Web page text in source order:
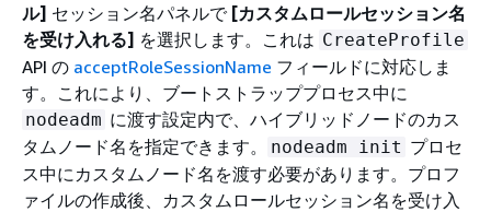
ル] セッション名パネルで [カスタムロールセッション名
を受け入れる] を選択します。これは CreateProfile
API の acceptRoleSessionName フィールドに対応しま
す。これにより、ブートストラッププロセス中に
nodeadm に渡す設定内で、ハイブリッドノードのカス
タムノード名を指定できます。
nodeadm init プロセ
ス中にカスタムノード名を渡す必要があります。プロフ
ァイルの作成後、カスタムロールセッション名を受け入